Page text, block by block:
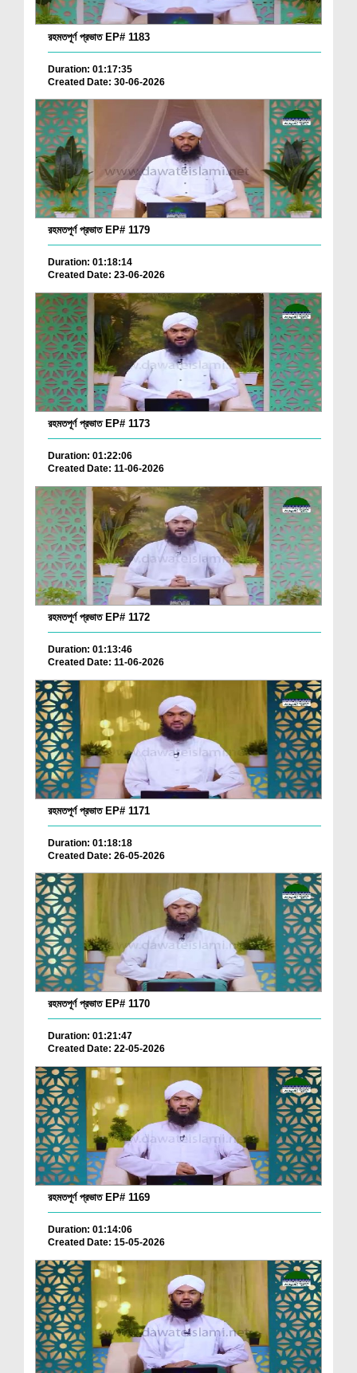
রহমতপূর্ণ প্রভাত EP# 1183
Duration: 01:17:35
Created Date: 30-06-2026
রহমতপূর্ণ প্রভাত EP# 1179
Duration: 01:18:14
Created Date: 23-06-2026
রহমতপূর্ণ প্রভাত EP# 1173
Duration: 01:22:06
Created Date: 11-06-2026
রহমতপূর্ণ প্রভাত EP# 1172
Duration: 01:13:46
Created Date: 11-06-2026
রহমতপূর্ণ প্রভাত EP# 1171
Duration: 01:18:18
Created Date: 26-05-2026
রহমতপূর্ণ প্রভাত EP# 1170
Duration: 01:21:47
Created Date: 22-05-2026
রহমতপূর্ণ প্রভাত EP# 1169
Duration: 01:14:06
Created Date: 15-05-2026